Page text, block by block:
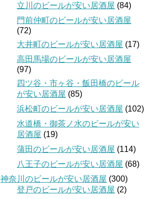
立川のビールが安い居酒屋 (84)
門前仲町のビールが安い居酒屋
(72)
大井町のビールが安い居酒屋 (17)
高田馬場のビールが安い居酒屋
(97)
四ツ谷・市ヶ谷・飯田橋のビール
が安い居酒屋 (85)
浜松町のビールが安い居酒屋 (102)
水道橋・御茶ノ水のビールが安い
居酒屋 (19)
蒲田のビールが安い居酒屋 (114)
八王子のビールが安い居酒屋 (68)
神奈川のビールが安い居酒屋 (300)
登戸のビールが安い居酒屋 (2)